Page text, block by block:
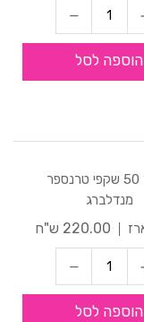
הוספה לסל
מארז 50 שקפי טרנספר
מנדלברג
220.00 ש"ח
הוספה לסל